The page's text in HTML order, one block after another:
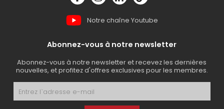
Notre chaîne Youtube
Abonnez-vous à notre newsletter
Abonnez-vous à notre newsletter et recevez les dernières
nouvelles, et profitez d'offres exclusives pour les membres.